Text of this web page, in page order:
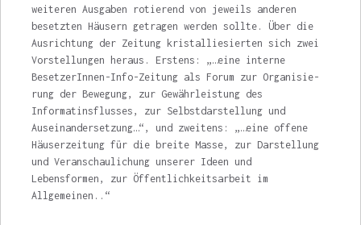
weiteren Ausgaben rotie­rend von jeweils anderen
besetzten Häusern getragen werden sollte. Über die
Ausrichtung der Zeitung kristalliesierten sich zwei
Vorstellungen heraus. Erstens: „…eine interne
BesetzerInnen-Info-Zeitung als Forum zur Organisie­
rung der Bewegung, zur Gewährleistung des
Informatinsflusses, zur Selbstdarstellung und
Auseinandersetzung…“, und zweitens: „…eine offene
Häuserzeitung für die breite Masse, zur Darstellung
und Veranschaulichung unserer Ideen und
Lebensformen, zur Öffentlichkeitsarbeit im
Allgemeinen..“